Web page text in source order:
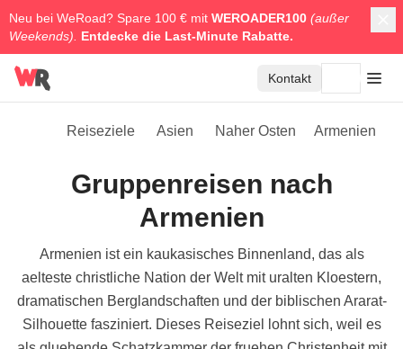
Neu bei WeRoad? Spare 100 € mit WEROADER100 (außer
Weekends).
Entdecke die Last-Minute Rabatte.
Kontakt
Reiseziele Asien Naher Osten Armenien
Gruppenreisen nach
Armenien
Armenien ist ein kaukasisches Binnenland, das als
aelteste christliche Nation der Welt mit uralten Kloestern,
dramatischen Berglandschaften und der biblischen Ararat-
Silhouette fasziniert. Dieses Reiseziel lohnt sich, weil es